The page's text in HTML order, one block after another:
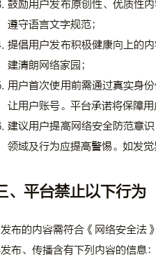
鼓励用户发布原创性、优质性
遵守语言文字规范；
提倡用户发布积极健康向上的
建清朗网络家园；
用户首次使用前需通过真实身
让用户账号。平台承诺将保障
建议用户提高网络安全防范意
领域及行为应提高警惕。如发觉
、平台禁止以下行为
布的内容需符合《网络安全法
布、传播含有下列内容的信息：